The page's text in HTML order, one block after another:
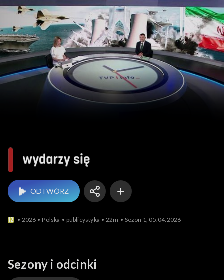
Wydarzy się
ODTWÓRZ
2026 Polska publicystyka 22m Sezon 1, 05.04.2026
Sezony i odcinki